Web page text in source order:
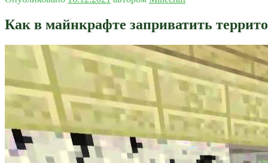
Как в майнкрафте заприватить